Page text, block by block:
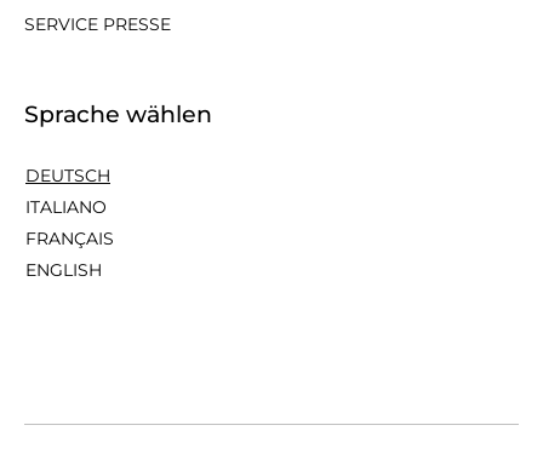
SERVICE PRESSE
Sprache wählen
DEUTSCH
ITALIANO
FRANÇAIS
ENGLISH